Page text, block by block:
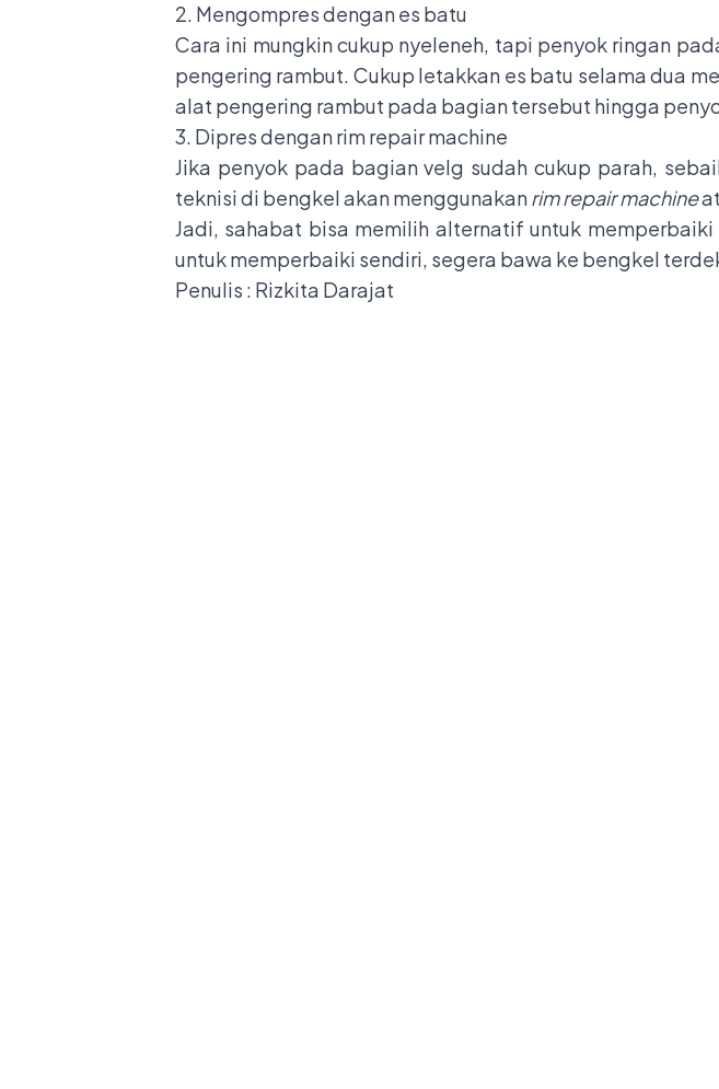
2. Mengompres dengan es batu
Cara ini mungkin cukup nyeleneh, tapi penyok ringan
pengering rambut. Cukup letakkan es batu selama dua
alat pengering rambut pada bagian tersebut hingga
3. Dipres dengan rim repair machine
Jika penyok pada bagian velg sudah cukup parah,
teknisi di bengkel akan menggunakanrim repair machine
Jadi, sahabat bisa memilih alternatif untuk
untuk memperbaiki sendiri, segera bawa ke bengkel
Penulis : Rizkita Darajat